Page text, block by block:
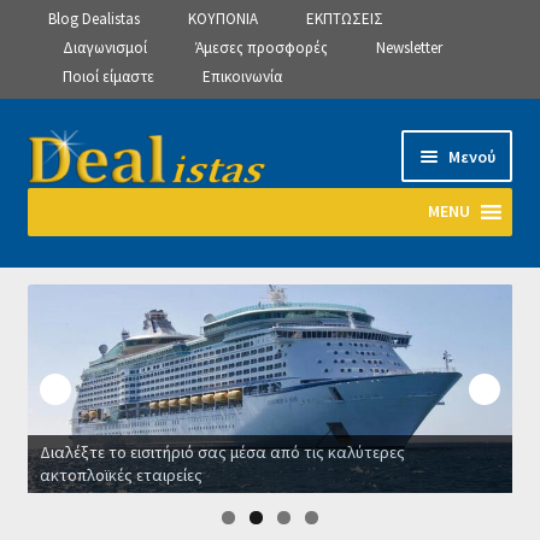
Blog Dealistas ΚΟΥΠΟΝΙΑ
ΕΚΠΤΩΣΕΙΣ
Διαγωνισμοί
Άμεσες προσφορές
Newsletter
Ποιοί είμαστε
Επικοινωνία
Απευθείας
μετάβαση
πλοήγηση
Μετάβαση
σε
Μενού
MENU
Αρχική
Manage Subscriptions
Manage Subscriptions
Manage Subscriptions
Διαλέξτε το εισιτήριό σας μέσα από τις καλύτερες
ακτοπλοϊκές εταιρείες